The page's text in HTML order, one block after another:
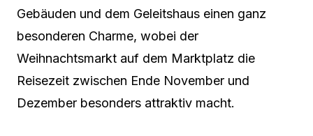
Gebäuden und dem Geleitshaus einen ganz
besonderen Charme, wobei der
Weihnachtsmarkt auf dem Marktplatz die
Reisezeit zwischen Ende November und
Dezember besonders attraktiv macht.